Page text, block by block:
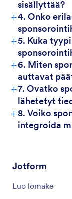
sisällyttää?
+4. Onko
+5. Kuka
+6. Miten
auttavat
+7. Ovatko
lähetetyt
+8. Voiko
integroida
Jotform
Luo lomake